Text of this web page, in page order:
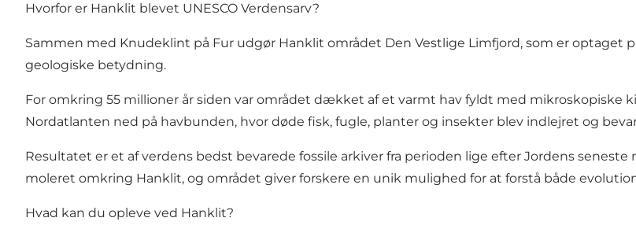
Hvorfor er Hanklit blevet UNESCO Verdensarv?
Sammen med Knudeklint på Fur udgør Hanklit området Den Vestlige Limfjord, som er optaget
geologiske betydning.
For omkring 55 millioner år siden var området dækket af et varmt hav fyldt med mikroskopiske
Nordatlanten ned på havbunden, hvor døde fisk, fugle, planter og insekter blev indlejret og
Resultatet er et af verdens bedst bevarede fossile arkiver fra perioden lige efter Jordens
moleret omkring Hanklit, og området giver forskere en unik mulighed for at forstå både
Hvad kan du opleve ved Hanklit?